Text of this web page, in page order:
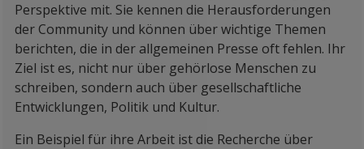
Perspektive mit. Sie kennen die Herausforderungen
der Community und können über wichtige Themen
berichten, die in der allgemeinen Presse oft fehlen. Ihr
Ziel ist es, nicht nur über gehörlose Menschen zu
schreiben, sondern auch über gesellschaftliche
Entwicklungen, Politik und Kultur.
Ein Beispiel für ihre Arbeit ist die Recherche über